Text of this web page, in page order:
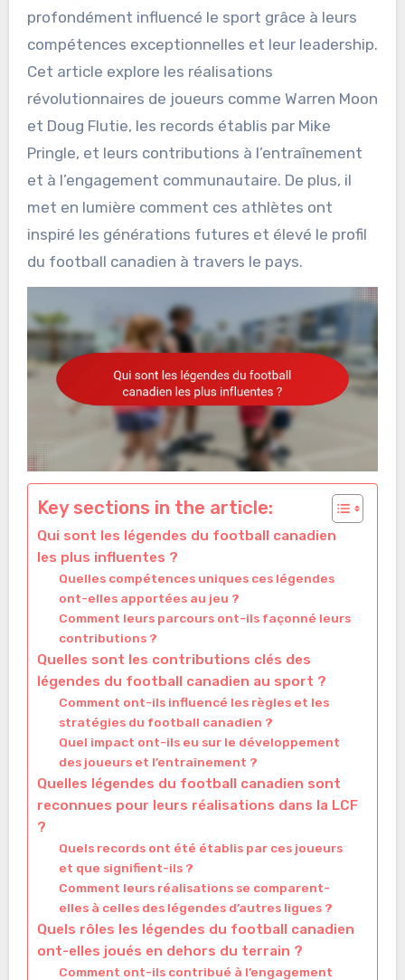
profondément influencé le sport grâce à leurs
compétences exceptionnelles et leur leadership.
Cet article explore les réalisations
révolutionnaires de joueurs comme Warren Moon
et Doug Flutie, les records établis par Mike
Pringle, et leurs contributions à l’entraînement
et à l’engagement communautaire. De plus, il
met en lumière comment ces athlètes ont
inspiré les générations futures et élevé le profil
du football canadien à travers le pays.
Key sections in the article:
Qui sont les légendes du football canadien
les plus influentes ?
Quelles compétences uniques ces légendes
ont-elles apportées au jeu ?
Comment leurs parcours ont-ils façonné leurs
contributions ?
Quelles sont les contributions clés des
légendes du football canadien au sport ?
Comment ont-ils influencé les règles et les
stratégies du football canadien ?
Quel impact ont-ils eu sur le développement
des joueurs et l’entraînement ?
Quelles légendes du football canadien sont
reconnues pour leurs réalisations dans la LCF
?
Quels records ont été établis par ces joueurs
et que signifient-ils ?
Comment leurs réalisations se comparent-
elles à celles des légendes d’autres ligues ?
Quels rôles les légendes du football canadien
ont-elles joués en dehors du terrain ?
Comment ont-ils contribué à l’engagement